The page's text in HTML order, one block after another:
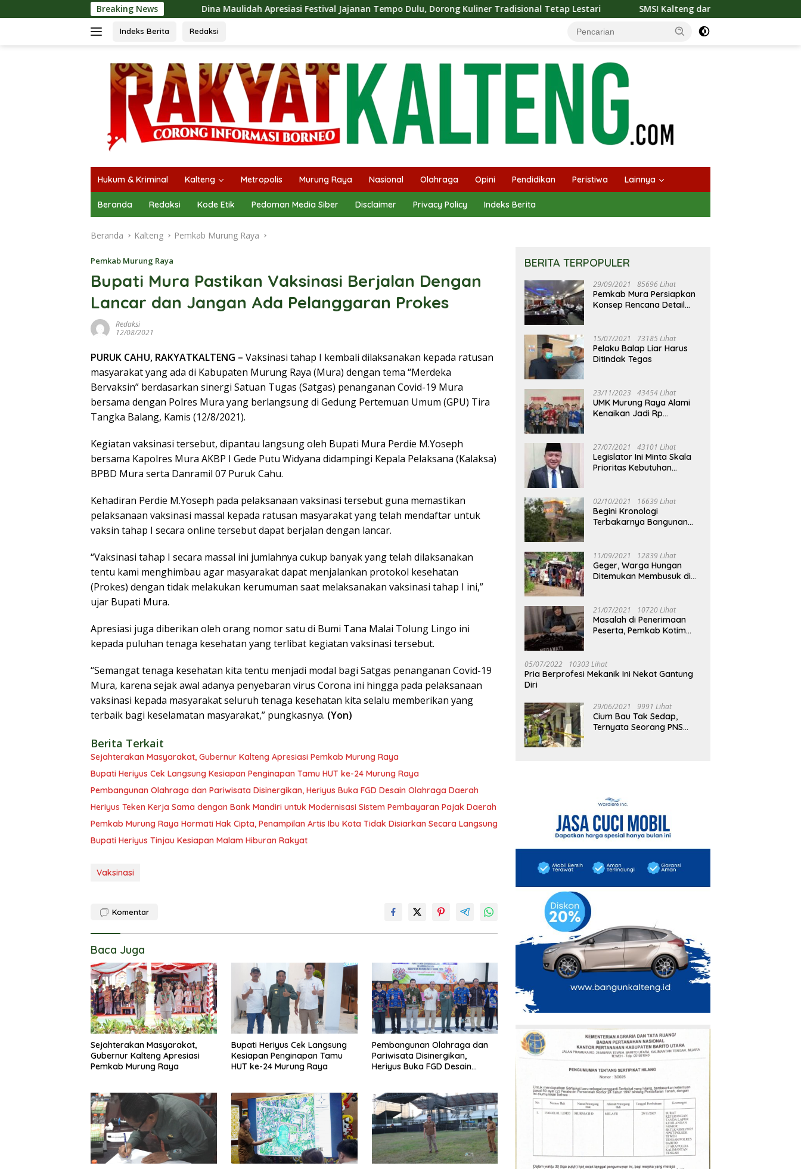
ke
Breaking News
Dina Maulidah Apresiasi Festival Jajanan Tempo Dulu, Dorong Kuliner Tradisional Tetap Lestari SMSI Kalteng dan Bidan Sean Bangun Kolaborasi Strategis,
Indeks Berita Redaksi
Hukum & Kriminal Kalteng Metropolis Murung Raya Nasional Olahraga Opini Pendidikan Peristiwa Lainnya
Beranda Redaksi Kode Etik Pedoman Media Siber Disclaimer Privacy Policy Indeks Berita
Beranda Kalteng Pemkab Murung Raya
Pemkab Murung Raya
Bupati Mura Pastikan Vaksinasi Berjalan Dengan
Lancar dan Jangan Ada Pelanggaran Prokes
Redaksi
12/08/2021
PURUK CAHU, RAKYATKALTENG – Vaksinasi tahap I kembali dilaksanakan kepada ratusan
masyarakat yang ada di Kabupaten Murung Raya (Mura) dengan tema “Merdeka
Bervaksin” berdasarkan sinergi Satuan Tugas (Satgas) penanganan Covid-19 Mura
bersama dengan Polres Mura yang berlangsung di Gedung Pertemuan Umum (GPU) Tira
Tangka Balang, Kamis (12/8/2021).
Kegiatan vaksinasi tersebut, dipantau langsung oleh Bupati Mura Perdie M.Yoseph
bersama Kapolres Mura AKBP I Gede Putu Widyana didampingi Kepala Pelaksana (Kalaksa)
BPBD Mura serta Danramil 07 Puruk Cahu.
Kehadiran Perdie M.Yoseph pada pelaksanaan vaksinasi tersebut guna memastikan
pelaksanaan vaksinasi massal kepada ratusan masyarakat yang telah mendaftar untuk
vaksin tahap I secara online tersebut dapat berjalan dengan lancar.
“Vaksinasi tahap I secara massal ini jumlahnya cukup banyak yang telah dilaksanakan
tentu kami menghimbau agar masyarakat dapat menjalankan protokol kesehatan
(Prokes) dengan tidak melakukan kerumuman saat melaksanakan vaksinasi tahap I ini,”
ujar Bupati Mura.
Apresiasi juga diberikan oleh orang nomor satu di Bumi Tana Malai Tolung Lingo ini
kepada puluhan tenaga kesehatan yang terlibat kegiatan vaksinasi tersebut.
“Semangat tenaga kesehatan kita tentu menjadi modal bagi Satgas penanganan Covid-19
Mura, karena sejak awal adanya penyebaran virus Corona ini hingga pada pelaksanaan
vaksinasi kepada masyarakat seluruh tenaga kesehatan kita selalu memberikan yang
terbaik bagi keselamatan masyarakat,” pungkasnya. (Yon)
Berita Terkait
Sejahterakan Masyarakat, Gubernur Kalteng Apresiasi Pemkab Murung Raya
Bupati Heriyus Cek Langsung Kesiapan Penginapan Tamu HUT ke-24 Murung Raya
Pembangunan Olahraga dan Pariwisata Disinergikan, Heriyus Buka FGD Desain Olahraga Daerah
Heriyus Teken Kerja Sama dengan Bank Mandiri untuk Modernisasi Sistem Pembayaran Pajak Daerah
Pemkab Murung Raya Hormati Hak Cipta, Penampilan Artis Ibu Kota Tidak Disiarkan Secara Langsung
Bupati Heriyus Tinjau Kesiapan Malam Hiburan Rakyat
Vaksinasi
Komentar
Baca Juga
Sejahterakan Masyarakat,
Gubernur Kalteng Apresiasi
Pemkab Murung Raya
Bupati Heriyus Cek Langsung
Kesiapan Penginapan Tamu
HUT ke-24 Murung Raya
Pembangunan Olahraga dan
Pariwisata Disinergikan,
Heriyus Buka FGD Desain
BERITA TERPOPULER
29/09/2021 85696 Lihat
Pemkab Mura Persiapkan
Konsep Rencana Detail
15/07/2021 73185 Lihat
Pelaku Balap Liar Harus
Ditindak Tegas
23/11/2023 43454 Lihat
UMK Murung Raya Alami
Kenaikan Jadi Rp
27/07/2021 43101 Lihat
Legislator Ini Minta Skala
Prioritas Kebutuhan
02/10/2021 16639 Lihat
Begini Kronologi
Terbakarnya Bangunan
11/09/2021 12839 Lihat
Geger, Warga Hungan
Ditemukan Membusuk di
21/07/2021 10720 Lihat
Masalah di Penerimaan
Peserta, Pemkab Kotim
05/07/2022 10303 Lihat
Pria Berprofesi Mekanik Ini Nekat Gantung
Diri
29/06/2021 9991 Lihat
Cium Bau Tak Sedap,
Ternyata Seorang PNS